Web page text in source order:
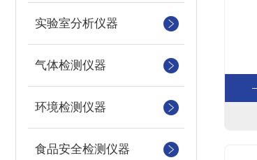
实验室分析仪器
气体检测仪器
环境检测仪器
食品安全检测仪器